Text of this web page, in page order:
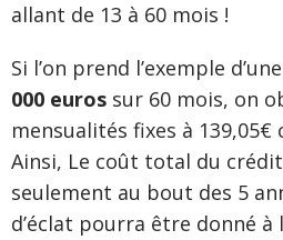
allant de 13 à 60 mois !
Si l’on prend l’exemple
000 euros sur 60 mois, on
mensualités fixes à 139,05€
Ainsi, Le coût total du crédit
seulement au bout des 5
d’éclat pourra être donné à